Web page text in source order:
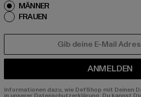
MÄNNER
FRAUEN
ANMELDEN
Informationen dazu, wie DefShop mit Deinen